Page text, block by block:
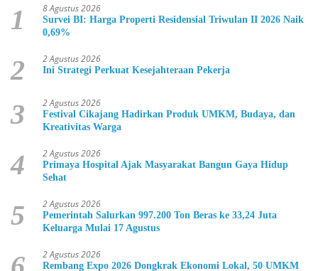
1 8 Agustus 2026
Survei BI: Harga Properti Residensial Triwulan II 2026 Naik
0,69%
2 2 Agustus 2026
Ini Strategi Perkuat Kesejahteraan Pekerja
3 2 Agustus 2026
Festival Cikajang Hadirkan Produk UMKM, Budaya, dan
Kreativitas Warga
4 2 Agustus 2026
Primaya Hospital Ajak Masyarakat Bangun Gaya Hidup
Sehat
5 2 Agustus 2026
Pemerintah Salurkan 997.200 Ton Beras ke 33,24 Juta
Keluarga Mulai 17 Agustus
2 Agustus 2026
Rembang Expo 2026 Dongkrak Ekonomi Lokal, 50 UMKM